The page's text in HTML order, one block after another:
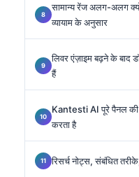
सामान्य रेंज अलग-अलग
व्यायाम के अनुसार
लिवर एंज़ाइम बढ़ने के बाद
हैं
Kantesti AI पूरे पैनल की
करता है
रिसर्च नोट्स, संबंधित